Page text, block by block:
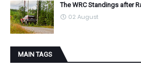
The WRC Standings after
02 August
MAIN TAGS